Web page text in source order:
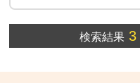
検索結果3